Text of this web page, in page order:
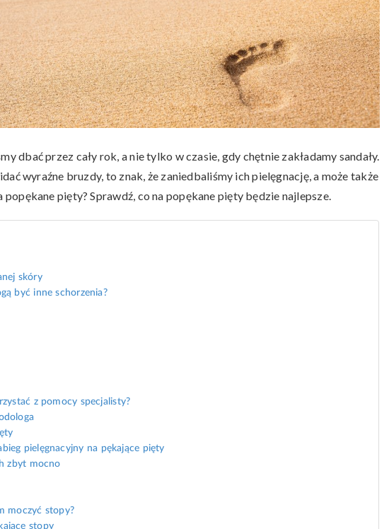
dbać przez cały rok, a nie tylko w czasie, gdy chętnie zakładamy sandały.
wyraźne bruzdy, to znak, że zaniedbaliśmy ich pielęgnację, a może także
pięty? Sprawdź, co na popękane pięty będzie najlepsze.
skóry
być inne schorzenia?
z pomocy specjalisty?
pielęgnacyjny na pękające pięty
zbyt mocno
moczyć stopy?
stopy